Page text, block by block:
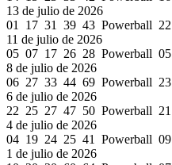
13 de julio de 2026
01 17 31 39 43 Powerball 22
11 de julio de 2026
05 07 17 26 28 Powerball 05
8 de julio de 2026
06 27 33 44 69 Powerball 23
6 de julio de 2026
22 25 27 47 50 Powerball 21
4 de julio de 2026
04 19 24 25 41 Powerball 09
1 de julio de 2026